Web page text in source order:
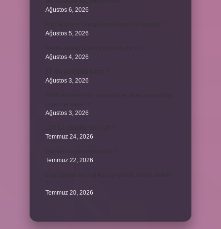
Ağustos 6, 2026
Ağustos 5, 2026
Ağustos 4, 2026
Ağustos 3, 2026
Ağustos 3, 2026
Temmuz 24, 2026
Temmuz 22, 2026
Temmuz 20, 2026